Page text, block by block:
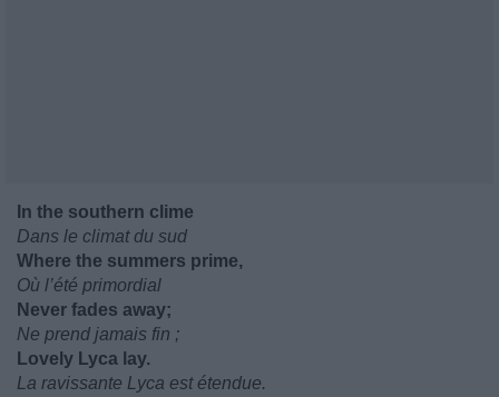
In the southern clime
Dans le climat du sud
Where the summers prime,
Où l’été primordial
Never fades away;
Ne prend jamais fin ;
Lovely Lyca lay.
La ravissante Lyca est étendue.